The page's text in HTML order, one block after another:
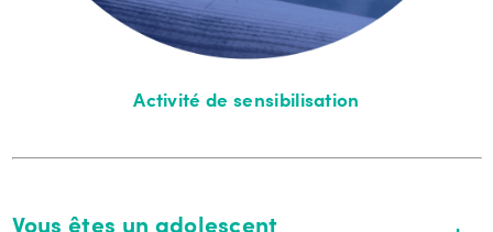
Activité de sensibilisation
Vous êtes un adolescent